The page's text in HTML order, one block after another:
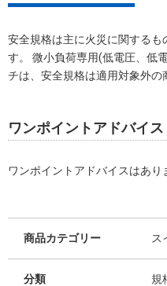
安全規格は主に火災に関する
す。 微小負荷専用(低電圧、低
チは、安全規格は適用対象外の
ワンポイントアドバイス
ワンポイントアドバイスはあり
商品カテゴリー ス
分類 規